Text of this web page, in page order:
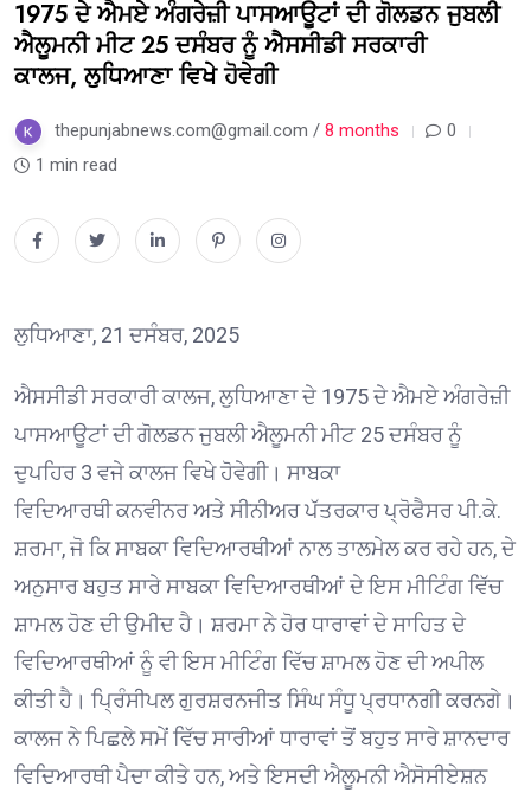
1975 ਦੇ ਐਮਏ ਅੰਗਰੇਜ਼ੀ ਪਾਸਆਊਟਾਂ ਦੀ ਗੋਲਡਨ ਜੁਬਲੀ
ਐਲੂਮਨੀ ਮੀਟ 25 ਦਸੰਬਰ ਨੂੰ ਐਸਸੀਡੀ ਸਰਕਾਰੀ
ਕਾਲਜ, ਲੁਧਿਆਣਾ ਵਿਖੇ ਹੋਵੇਗੀ
thepunjabnews.com@gmail.com / 8 months
0
1 min read
ਲੁਧਿਆਣਾ, 21 ਦਸੰਬਰ, 2025
ਐਸਸੀਡੀ ਸਰਕਾਰੀ ਕਾਲਜ, ਲੁਧਿਆਣਾ ਦੇ 1975 ਦੇ ਐਮਏ ਅੰਗਰੇਜ਼ੀ
ਪਾਸਆਊਟਾਂ ਦੀ ਗੋਲਡਨ ਜੁਬਲੀ ਐਲੂਮਨੀ ਮੀਟ 25 ਦਸੰਬਰ ਨੂੰ
ਦੁਪਹਿਰ 3 ਵਜੇ ਕਾਲਜ ਵਿਖੇ ਹੋਵੇਗੀ। ਸਾਬਕਾ
ਵਿਦਿਆਰਥੀ ਕਨਵੀਨਰ ਅਤੇ ਸੀਨੀਅਰ ਪੱਤਰਕਾਰ ਪ੍ਰੋਫੈਸਰ ਪੀ.ਕੇ.
ਸ਼ਰਮਾ, ਜੋ ਕਿ ਸਾਬਕਾ ਵਿਦਿਆਰਥੀਆਂ ਨਾਲ ਤਾਲਮੇਲ ਕਰ ਰਹੇ ਹਨ, ਦੇ
ਅਨੁਸਾਰ ਬਹੁਤ ਸਾਰੇ ਸਾਬਕਾ ਵਿਦਿਆਰਥੀਆਂ ਦੇ ਇਸ ਮੀਟਿੰਗ ਵਿੱਚ
ਸ਼ਾਮਲ ਹੋਣ ਦੀ ਉਮੀਦ ਹੈ। ਸ਼ਰਮਾ ਨੇ ਹੋਰ ਧਾਰਾਵਾਂ ਦੇ ਸਾਹਿਤ ਦੇ
ਵਿਦਿਆਰਥੀਆਂ ਨੂੰ ਵੀ ਇਸ ਮੀਟਿੰਗ ਵਿੱਚ ਸ਼ਾਮਲ ਹੋਣ ਦੀ ਅਪੀਲ
ਕੀਤੀ ਹੈ। ਪ੍ਰਿੰਸੀਪਲ ਗੁਰਸ਼ਰਨਜੀਤ ਸਿੰਘ ਸੰਧੂ ਪ੍ਰਧਾਨਗੀ ਕਰਨਗੇ।
ਕਾਲਜ ਨੇ ਪਿਛਲੇ ਸਮੇਂ ਵਿੱਚ ਸਾਰੀਆਂ ਧਾਰਾਵਾਂ ਤੋਂ ਬਹੁਤ ਸਾਰੇ ਸ਼ਾਨਦਾਰ
ਵਿਦਿਆਰਥੀ ਪੈਦਾ ਕੀਤੇ ਹਨ, ਅਤੇ ਇਸਦੀ ਐਲੂਮਨੀ ਐਸੋਸੀਏਸ਼ਨ